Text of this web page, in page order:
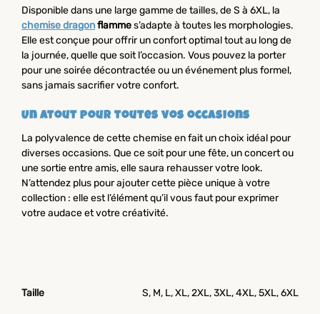
Disponible dans une large gamme de tailles, de S à 6XL, la
chemise dragonflammes’adapte à toutes les morphologies.
Elle est conçue pour offrir un confort optimal tout au long de
la journée, quelle que soit l’occasion. Vous pouvez la porter
pour une soirée décontractée ou un événement plus formel,
sans jamais sacrifier votre confort.
Un atout pour toutes vos occasions
La polyvalence de cette chemise en fait un choix idéal pour
diverses occasions. Que ce soit pour une fête, un concert ou
une sortie entre amis, elle saura rehausser votre look.
N’attendez plus pour ajouter cette pièce unique à votre
collection : elle est l’élément qu’il vous faut pour exprimer
votre audace et votre créativité.
Taille S, M, L, XL, 2XL, 3XL, 4XL, 5XL, 6XL